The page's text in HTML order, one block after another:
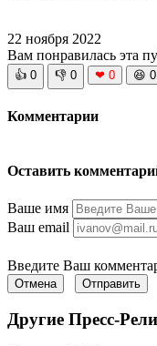
22 ноября 2022
Вам понравилась эта
👍 0 👎 0 ❤ 0 😆 0
Комментарии
Оставить
Ваше имя
Ваш email
Введите Ваш
Отмена Отправить
Другие Пресс-